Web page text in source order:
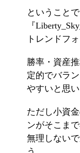
ということで
『
トレンドフ
勝率・資産
定的でバラ
やすいと思い
ただし小資
ンがそこま
無理しない